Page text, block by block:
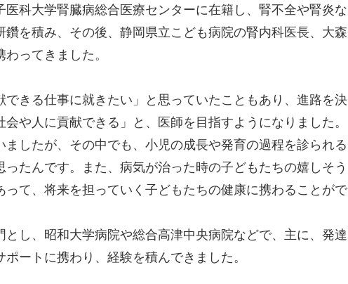
科大学腎臓病総合医療センターに在籍し、腎不全や腎炎な
を積み、その後、静岡県立こども病院の腎内科医長、大森
ってきました。
きる仕事に就きたい」と思っていたこともあり、進路を決
や人に貢献できる」と、医師を目指すようになりました。
したが、その中でも、小児の成長や発育の過程を診られる
たんです。また、病気が治った時の子どもたちの嬉しそう
て、将来を担っていく子どもたちの健康に携わることがで
し、昭和大学病院や総合高津中央病院などで、主に、発達
ートに携わり、経験を積んできました。